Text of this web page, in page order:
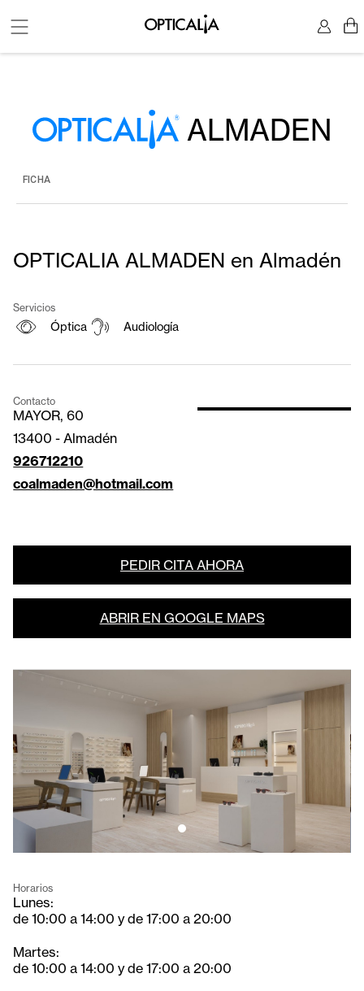
ALMADEN
FICHA
OPTICALIA ALMADEN en Almadén
Servicios
Óptica Audiología
Contacto
MAYOR, 60
13400 -Almadén
926712210
coalmaden@hotmail.com
PEDIR CITA AHORA
ABRIR EN GOOGLE MAPS
Horarios
Lunes:
de 10:00 a 14:00 y de 17:00 a 20:00
Martes:
de 10:00 a 14:00 y de 17:00 a 20:00